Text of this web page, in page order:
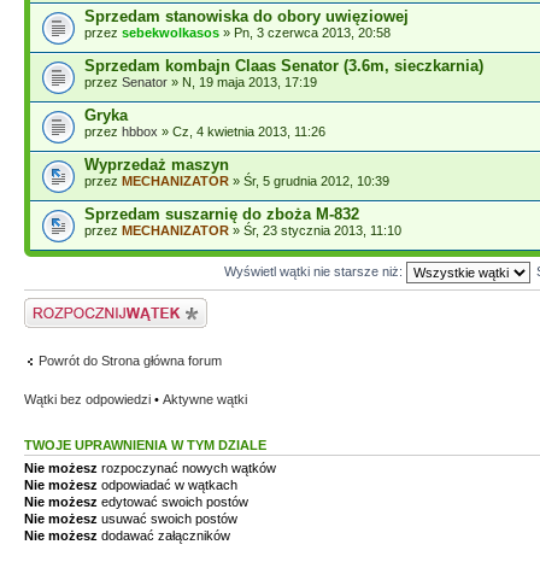
Sprzedam stanowiska do obory uwięziowej
przez sebekwolkasos » Pn, 3 czerwca 2013, 20:58
Sprzedam kombajn Claas Senator (3.6m, sieczkarnia)
przez Senator » N, 19 maja 2013, 17:19
Gryka
przez hbbox » Cz, 4 kwietnia 2013, 11:26
Wyprzedaż maszyn
przez MECHANIZATOR » Śr, 5 grudnia 2012, 10:39
Sprzedam suszarnię do zboża M-832
przez MECHANIZATOR » Śr, 23 stycznia 2013, 11:10
Wyświetl wątki nie starsze niż:
Napisz wątek
Powrót do Strona główna forum
Wątki bez odpowiedzi • Aktywne wątki
TWOJE UPRAWNIENIA W TYM DZIALE
Nie możesz rozpoczynać nowych wątków
Nie możesz odpowiadać w wątkach
Nie możesz edytować swoich postów
Nie możesz usuwać swoich postów
Nie możesz dodawać załączników